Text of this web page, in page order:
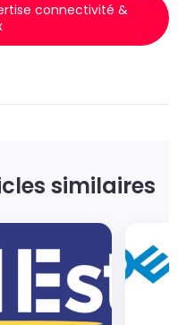
connectivité &
similaires